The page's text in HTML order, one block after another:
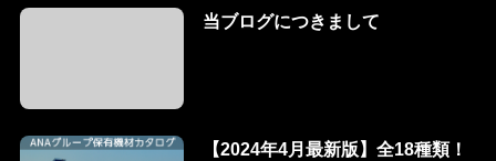
当ブログにつきまして
【2024年4月最新版】全18種類！